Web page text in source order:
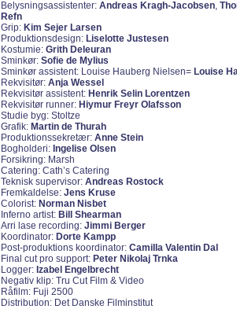
Belysningsassistenter: Andreas Kragh-Jacobsen,
Refn
Grip: Kim Sejer Larsen
Produktionsdesign: Liselotte Justesen
Kostumie: Grith Deleuran
Sminkør: Sofie de Mylius
Sminkør assistent: Louise Hauberg Nielsen= Louise
Rekvisitør: Anja Wessel
Rekvisitør assistent: Henrik Selin Lorentzen
Rekvisitør runner: Hiymur Freyr Olafsson
Studie byg: Stoltze
Grafik: Martin de Thurah
Produktionssekretær: Anne Stein
Bogholderi: Ingelise Olsen
Forsikring: Marsh
Catering: Cath’s Catering
Teknisk supervisor: Andreas Rostock
Fremkaldelse: Jens Kruse
Colorist: Norman Nisbet
Inferno artist: Bill Shearman
Arri lase recording: Jimmi Berger
Koordinator: Dorte Kampp
Post-produktions koordinator: Camilla Valentin Dal
Final cut pro support: Peter Nikolaj Trnka
Logger: Izabel Engelbrecht
Negativ klip: Tru Cut Film & Video
Råfilm: Fuji 2500
Distribution: Det Danske Filminstitut